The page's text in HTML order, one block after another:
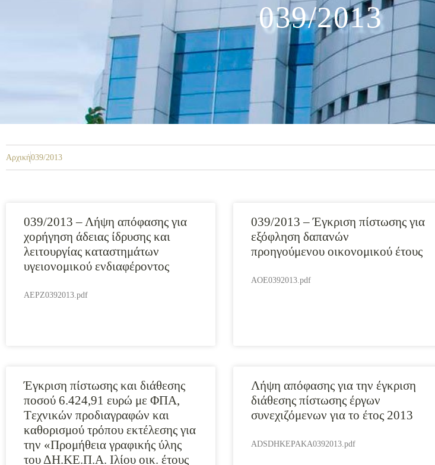
039/2013
Αρχική039/2013
039/2013 – Λήψη απόφασης για
χορήγηση άδειας ίδρυσης και
λειτουργίας καταστημάτων
υγειονομικού ενδιαφέροντος
AEPZ0392013.pdf
039/2013 – Έγκριση πίστωσης για
εξόφληση δαπανών
προηγούμενου οικονομικού έτους
AOE0392013.pdf
Έγκριση πίστωσης και διάθεσης
ποσού 6.424,91 ευρώ με ΦΠΑ,
Tεχνικών προδιαγραφών και
καθορισμού τρόπου εκτέλεσης για
την «Προμήθεια γραφικής ύλης
του ΔΗ.ΚΕ.Π.Α. Ιλίου οικ. έτους
Λήψη απόφασης για την έγκριση
διάθεσης πίστωσης έργων
συνεχιζόμενων για το έτος 2013
ADSDHKEPAKA0392013.pdf